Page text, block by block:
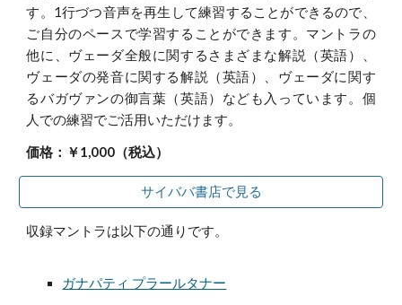
す。1行づつ音声を再生して練習することができるので、
ご自分のペースで学習することができます。マントラの
他に、ヴェーダ全般に関するさまざまな解説（英語）、
ヴェーダの発音に関する解説（英語）、ヴェーダに関す
るバガヴァンの御言葉（英語）なども入っています。個
人での練習でご活用いただけます。
価格：￥1,000（税込）
サイババ書店で見る
収録マントラは以下の通りです。
ガナパティ プラールタナー